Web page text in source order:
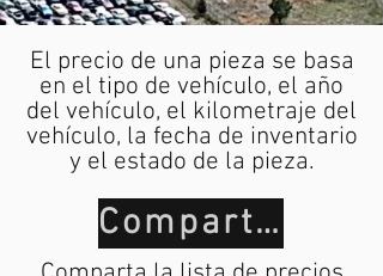
El precio de una pieza se basa
en el tipo de vehículo, el año
del vehículo, el kilometraje del
vehículo, la fecha de inventario
y el estado de la pieza.
Compartir